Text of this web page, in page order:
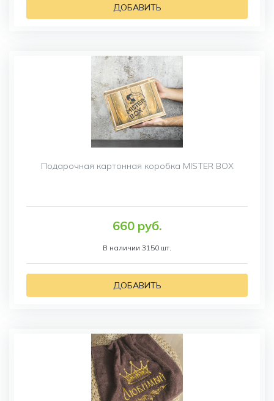
ДОБАВИТЬ
Подарочная картонная коробка MISTER BOX
660 руб.
В наличии 3150 шт.
ДОБАВИТЬ